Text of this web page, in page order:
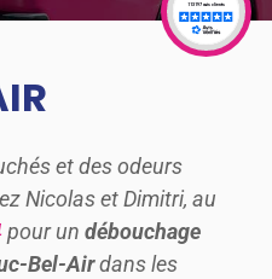
et des odeurs
Nicolas et Dimitri, au
pour undébouchage
Bel-Airdans les